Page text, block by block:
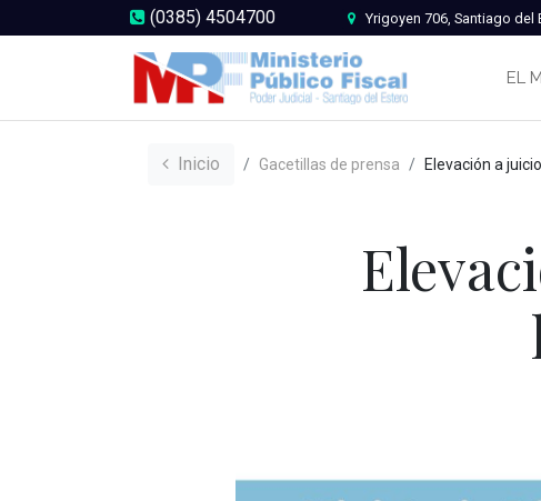
(0385) 4504700 Yrigoyen 706, Santiago del
EL
Inicio Gacetillas de prensa Elevación a juicio en causa